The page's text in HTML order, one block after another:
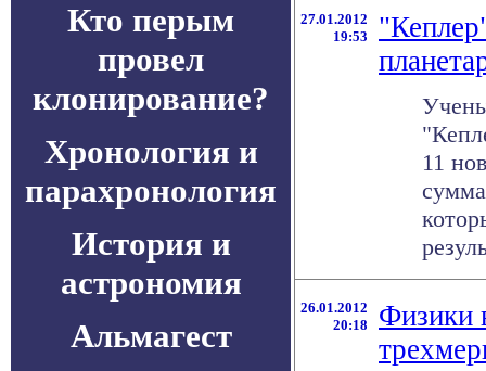
Кто перым
провел
клонирование?
Хронология и
парахронология
История и
астрономия
Альмагест
27.01.2012
19:53
11
26.01.2012
20:18
Физики